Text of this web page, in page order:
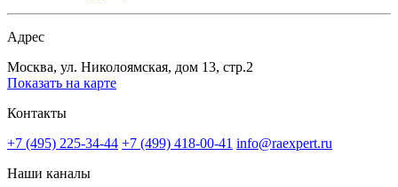
Адрес
Москва, ул. Николоямская, дом 13, стр.2
Показать на карте
Контакты
+7 (495) 225-34-44 +7 (499) 418-00-41 info@raexpert.ru
Наши каналы